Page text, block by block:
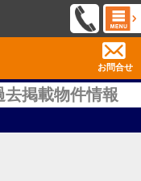
お問合せ
掲載物件情報